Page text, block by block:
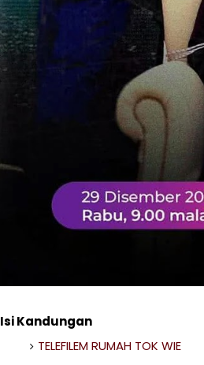
Isi Kandungan
TELEFILEM RUMAH TOK WIE